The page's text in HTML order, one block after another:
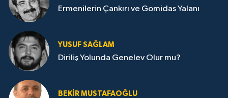
Ermenilerin Çankırı ve Gomidas Yalanı
YUSUF SAĞLAM
Diriliş Yolunda Genelev Olur mu?
BEKIR MUSTAFAOĞLU